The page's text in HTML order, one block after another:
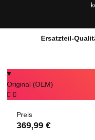
Ersatzteil-
Original (OEM)
Preis
369,99 €